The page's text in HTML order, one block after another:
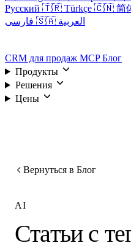
Русский 🇹🇷 Türkçe 🇨🇳 简
🇸🇦 العربية
CRM для продаж MCPБлог
Продукты
Решения
Цены
Вернуться в Блог
AI
Статьи с